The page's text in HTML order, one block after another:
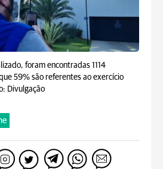
foram encontradas 1114
59% são referentes ao exercício
Divulgação